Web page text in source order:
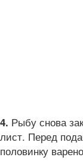
4. Рыбу снова
лист. Перед
половинку